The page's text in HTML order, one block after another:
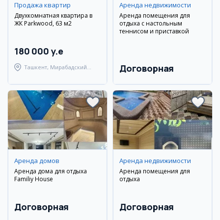
Продажа квартир
Двухкомнатная квартира в
ЖК Parkwood, 63 м2
180 000 y.e
Ташкент, Мирабадский
Аренда недвижимости
Аренда помещения для
отдыха с настольным
теннисом и приставкой
Договорная
Аренда домов
Аренда дома для отдыха
Familiy House
Договорная
Аренда недвижимости
Аренда помещения для
отдыха
Договорная